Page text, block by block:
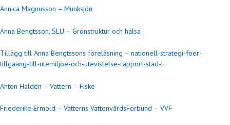
Annica Magnusson – Munksjön
Anna Bengtsson, SLU – Grönstruktur och hälsa
Tillägg till Anna Bengtssons föreläsning – nationell-strategi-foer-
tillgaang-till-utemiljoe-och-utevistelse-rapport-stad-l
Anton Haldén – Vättern – Fiske
Friederike Ermold – Vätterns VattenvårdsFörbund – VVF